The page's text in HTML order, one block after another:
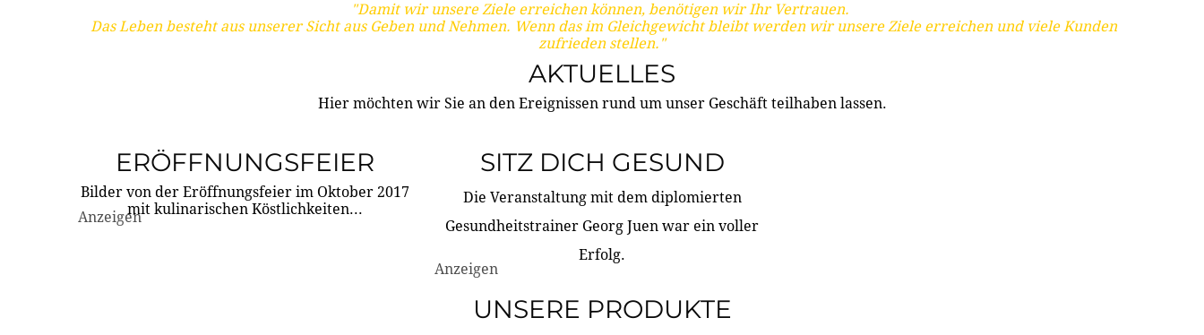
"Damit wir unsere Ziele erreichen können, benötigen wir Ihr Vertrauen.
Das Leben besteht aus unserer Sicht aus Geben und Nehmen. Wenn das im Gleichgewicht bleibt werden wir unsere Ziele erreichen und viele Kunden
zufrieden stellen."
AKTUELLES
Hier möchten wir Sie an den Ereignissen rund um unser Geschäft teilhaben lassen.
ERÖFFNUNGSFEIER
Bilder von der Eröffnungsfeier im Oktober 2017
mit kulinarischen Köstlichkeiten...
Anzeigen
SITZ DICH GESUND
Die Veranstaltung mit dem diplomierten
Gesundheitstrainer Georg Juen war ein voller
Erfolg.
Anzeigen
UNSERE PRODUKTE